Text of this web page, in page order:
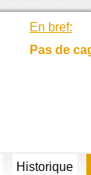
En bref:
Pas de
Historique